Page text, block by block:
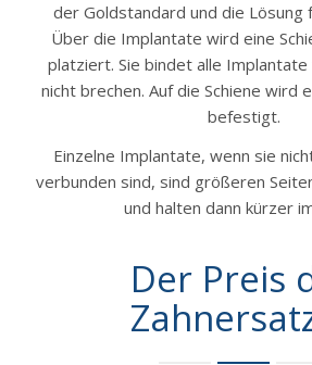
der Goldstandard und die Lösung
Über die Implantate wird eine
platziert. Sie bindet alle
nicht brechen. Auf die Schiene wird
befestigt.
Einzelne Implantate, wenn sie
verbunden sind, sind größeren
und halten dann kürzer
Der Preis